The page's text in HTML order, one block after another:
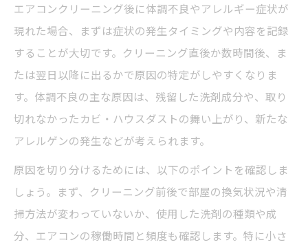
エアコンクリーニング後に体調不良やアレルギー症状が
現れた場合、まずは症状の発生タイミングや内容を記録
することが大切です。クリーニング直後か数時間後、ま
たは翌日以降に出るかで原因の特定がしやすくなりま
す。体調不良の主な原因は、残留した洗剤成分や、取り
切れなかったカビ・ハウスダストの舞い上がり、新たな
アレルゲンの発生などが考えられます。
原因を切り分けるためには、以下のポイントを確認しま
しょう。まず、クリーニング前後で部屋の換気状況や清
掃方法が変わっていないか、使用した洗剤の種類や成
分、エアコンの稼働時間と頻度も確認します。特に小さ